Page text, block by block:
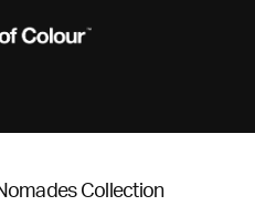
Collection